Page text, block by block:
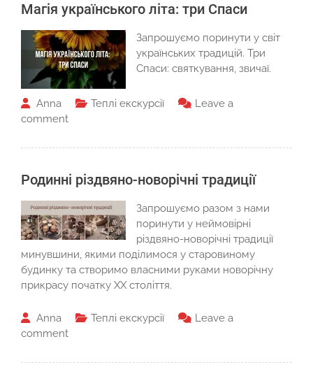
Магія українського літа: три Спаси
Запрошуємо поринути у світ
українських традицій. Три
Спаси: святкування, звичаї.
Anna Теплі екскурсії
Leave a
comment
Родинні різдвяно-новорічні традиції
Запрошуємо разом з нами
поринути у неймовірні
різдвяно-новорічні традиції
минувшини, якими поділимося у старовиному
будинку та створимо власними руками новорічну
прикрасу початку ХХ століття.
Anna Теплі екскурсії
Leave a
comment